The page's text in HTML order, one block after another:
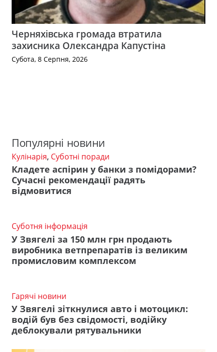
Черняхівська громада втратила
захисника Олександра Капустіна
Субота, 8 Серпня, 2026
Популярні новини
Кулінарія, Суботні поради
Кладете аспірин у банки з помідорами?
Сучасні рекомендації радять
відмовитися
Суботня інформація
У Звягелі за 150 млн грн продають
виробника ветпрепаратів із великим
промисловим комплексом
Гарячі новини
У Звягелі зіткнулися авто і мотоцикл:
водій був без свідомості, водійку
деблокували рятувальники